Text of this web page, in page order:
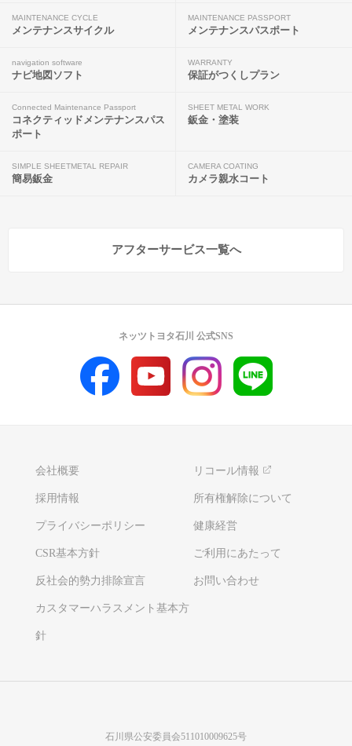
MAINTENANCE CYCLE
メンテナンスサイクル
MAINTENANCE PASSPORT
メンテナンスパスポート
navigation software
ナビ地図ソフト
WARRANTY
保証がつくしプラン
Connected Maintenance Passport
コネクティッドメンテナンスパス
ポート
SHEET METAL WORK
鈑金・塗装
SIMPLE SHEETMETAL REPAIR
簡易鈑金
CAMERA COATING
カメラ親水コート
アフターサービス一覧へ
会社概要 リコール情報
採用情報 所有権解除について
プライバシーポリシー 健康経営
CSR基本方針 ご利用にあたって
反社会的勢力排除宣言 お問い合わせ
カスタマーハラスメント基本方
針
ネッツトヨタ石川 公式SNS
石川県公安委員会511010009625号